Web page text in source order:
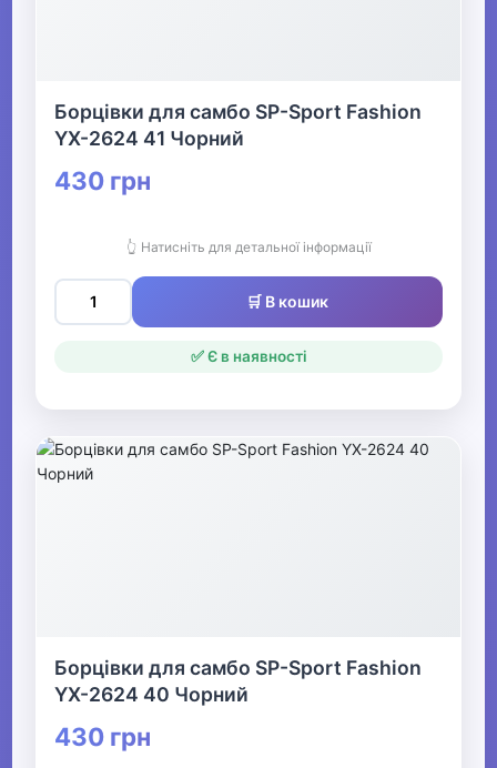
Борцівки для самбо SP-Sport Fashion
YX-2624 41 Чорний
430 грн
👆 Натисніть для детальної інформації
🛒 В кошик
✅ Є в наявності
Борцівки для самбо SP-Sport Fashion
YX-2624 40 Чорний
430 грн